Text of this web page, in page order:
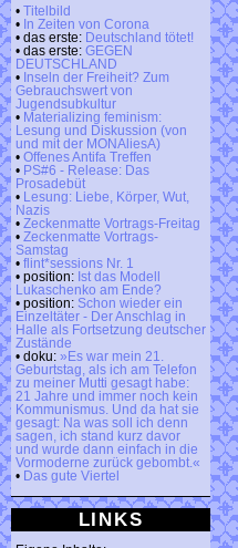
• Titelbild
• In Zeiten von Corona
• das erste: Deutschland tötet!
• das erste: GEGEN
DEUTSCHLAND
• Inseln der Freiheit? Zum
Gebrauchswert von
Jugendsubkultur
• Materializing feminism:
Lesung und Diskussion (von
und mit der MONAliesA)
• Offenes Antifa Treffen
• PS#6 - Release: Das
Prosadebüt
•
Lesung: Liebe, Körper, Wut,
Nazis
• Zeckenmatte Vortrags-Freitag
• Zeckenmatte Vortrags-
Samstag
• flint*sessions Nr. 1
• position: Ist das Modell
Lukaschenko am Ende?
• position: Schon wieder ein
Einzeltäter - Der Anschlag in
Halle als Fortsetzung deutscher
Zustände
• doku: »Es war mein 21.
Geburtstag, als ich am Telefon
zu meiner Mutti gesagt habe:
21 Jahre und immer noch kein
Kommunismus. Und da hat sie
gesagt: Na was soll ich denn
sagen, ich stand kurz davor
und wurde dann einfach in die
Vormoderne zurück gebombt.«
• Das gute Viertel
LINKS